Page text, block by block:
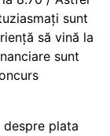
sunt
să vină la
sunt
despre plata